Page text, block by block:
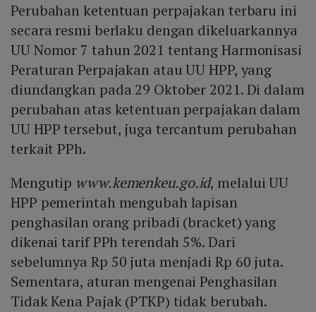
Perubahan ketentuan perpajakan terbaru ini
secara resmi berlaku dengan dikeluarkannya
UU Nomor 7 tahun 2021 tentang Harmonisasi
Peraturan Perpajakan atau UU HPP, yang
diundangkan pada 29 Oktober 2021. Di dalam
perubahan atas ketentuan perpajakan dalam
UU HPP tersebut, juga tercantum perubahan
terkait PPh.
Mengutip www.kemenkeu.go.id, melalui UU
HPP pemerintah mengubah lapisan
penghasilan orang pribadi (bracket) yang
dikenai tarif PPh terendah 5%. Dari
sebelumnya Rp 50 juta menjadi Rp 60 juta.
Sementara, aturan mengenai Penghasilan
Tidak Kena Pajak (PTKP) tidak berubah.